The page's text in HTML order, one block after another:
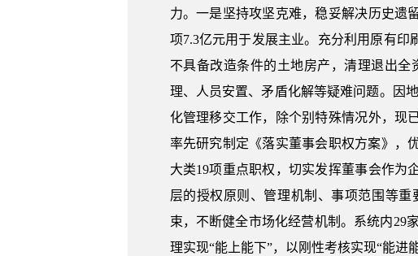
力。一是坚持攻坚克难，稳妥解决历史遗
项7.3亿元用于发展主业。充分利用原有
不具备改造条件的土地房产，清理退出全
理、人员安置、矛盾化解等疑难问题。因
化管理移交工作，除个别特殊情况外，现
率先研究制定《落实董事会职权方案》，
大类19项重点职权，切实发挥董事会作为
层的授权原则、管理机制、事项范围等
束，不断健全市场化经营机制。系统内29
理实现“能上能下”，以刚性考核实现“能进